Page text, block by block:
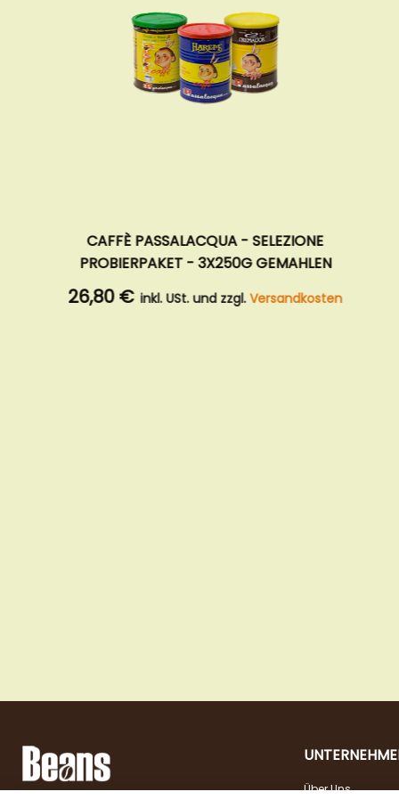
CAFFÈ PASSALACQUA - SELEZIONE
PROBIERPAKET - 3X250G GEMAHLEN
26,80 € inkl. USt. und zzgl.Versandkosten
Über Uns